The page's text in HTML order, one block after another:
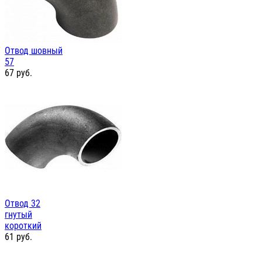
Отвод шовный
57
67 руб.
Отвод 32
гнутый
короткий
61 руб.